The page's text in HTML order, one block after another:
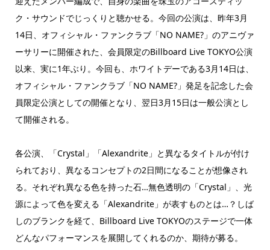
ク・サウンドでじっくりと聴かせる。今回の公演は、昨年3月
14日、オフィシャル・ファンクラブ「NO NAME?」のアニヴァ
ーサリーに開催された、会員限定のBillboard Live TOKYO公演
以来、実に1年ぶり。今回も、ホワイトデーである3月14日は、
オフィシャル・ファンクラブ「NO NAME?」発足を記念した会
員限定公演としての開催となり、翌日3月15日は一般公演とし
て開催される。
各公演、「Crystal」「Alexandrite」と異なるタイトルが付け
られており、異なるコンセプトの2日間になることが想像され
る。それぞれ異なる色を持った石…無色透明の「Crystal」、光
源によって色を変える「Alexandrite」が表すものとは…？しば
しのブランクを経て、Billboard Live TOKYOのステージで一体
どんなパフォーマンスを展開してくれるのか、期待が募る。